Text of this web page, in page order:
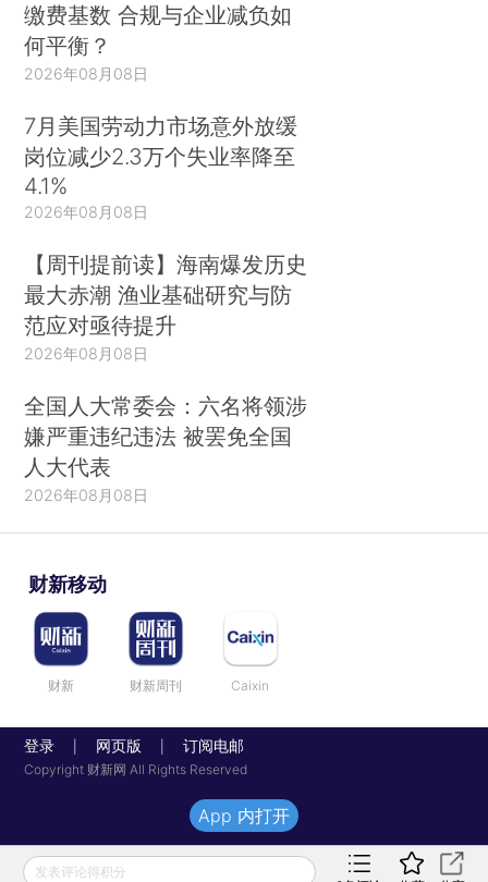
缴费基数 合规与企业减负如
何平衡？
2026年08月08日
7月美国劳动力市场意外放缓
岗位减少2.3万个失业率降至
4.1%
2026年08月08日
【周刊提前读】海南爆发历史
最大赤潮 渔业基础研究与防
范应对亟待提升
2026年08月08日
全国人大常委会：六名将领涉
嫌严重违纪违法 被罢免全国
人大代表
2026年08月08日
财新移动
财新 财新周刊 Caixin
登录 网页版 订阅电邮
Copyright 财新网 All Rights Reserved
发表评论得积分
App 内打开